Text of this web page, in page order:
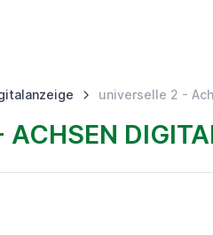
universelle 2 -